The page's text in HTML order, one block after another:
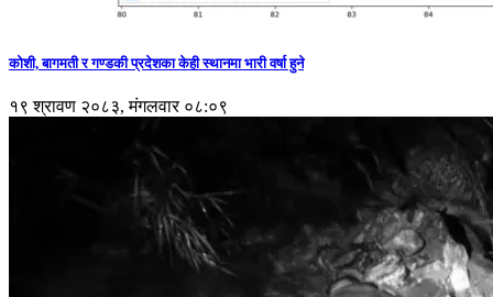
कोशी, बागमती र गण्डकी प्रदेशका केही स्थानमा भारी वर्षा हुने
१९ श्रावण २०८३, मंगलवार ०८:०९